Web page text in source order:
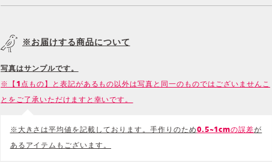
※お届けする商品について
写真はサンプルです。
※【1点もの】と表記があるもの以外は写真と同一のものではございませんこ
とをご了承いただけますと幸いです。
※大きさは平均値を記載しております。手作りのため0.5~1cmの誤差が
あるアイテムもございます。